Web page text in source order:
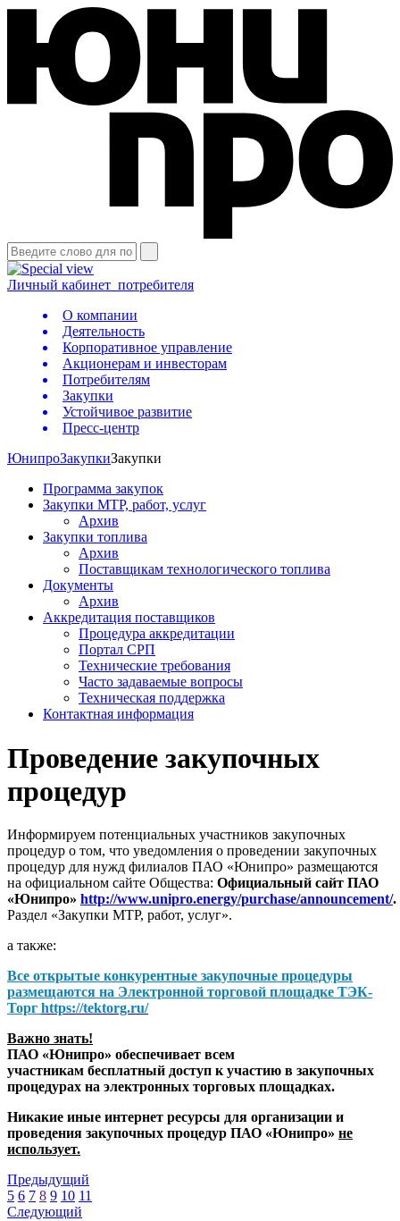
Личный кабинет потребителя
О компании
Деятельность
Корпоративное управление
Акционерам и инвесторам
Потребителям
Закупки
Устойчивое развитие
Пресс-центр
ЮнипроЗакупкиЗакупки
Программа закупок
Закупки МТР, работ, услуг
Архив
Закупки топлива
Архив
Поставщикам технологического топлива
Документы
Архив
Аккредитация поставщиков
Процедура аккредитации
Портал СРП
Технические требования
Часто задаваемые вопросы
Техническая поддержка
Контактная информация
Проведение закупочных
процедур
Информируем потенциальных участников закупочных
процедур о том, что уведомления о проведении закупочных
процедур для нужд филиалов ПАО «Юнипро» размещаются
на официальном сайте Общества: Официальный сайт ПАО
«Юнипро» http://www.unipro.energy/purchase/announcement/.
Раздел «Закупки МТР, работ, услуг».
а также:
Все открытые конкурентные закупочные процедуры
размещаются на Электронной торговой площадке ТЭК-
Торг https://tektorg.ru/
Важно знать!
ПАО «Юнипро» обеспечивает всем
участникам бесплатный доступ к участию в закупочных
процедурах на электронных торговых площадках.
Никакие иные интернет ресурсы для организации и
проведения закупочных процедур ПАО «Юнипро» не
использует.
Предыдущий
5 6 7 8 9 10 11
Следующий